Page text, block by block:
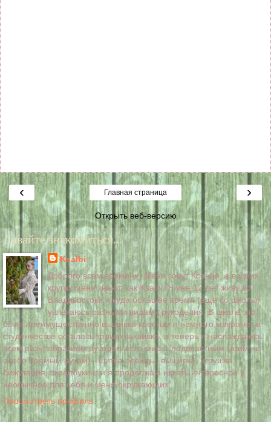
‹ ›
Главная страница
Открыть веб-версию
Давайте знакомиться...
Ksalbi
Доброго всем времени! Меня зовут Ксения, а в узких
кругах меня знают, как Ksalbi. Я уже 12 лет живу во
Владивостоке и куда большее время (еще со школы)
увлекаюсь разными видами рукоделия. В школе это
была преимущественно вышивка крестом и немного макраме, в
студенчестве осталась только вышивка, а теперь я наслаждаюсь
всем разнообразием рукодельного мира (подвластным моим не
особо прямым рукам) - шитье одежды, вышивка, игрушка,
бижутерия, скрапбукинг и я продолжаю искать интересное и
необычное для себя и меня окружающих
Просмотреть профиль